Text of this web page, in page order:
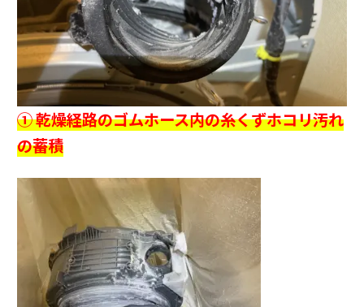
① 乾燥経路のゴムホース内の糸くずホコリ汚れ
の蓄積